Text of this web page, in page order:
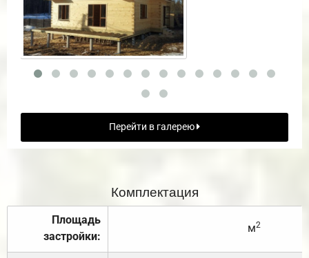
Перейти в галерею
Комплектация
Площадь
застройки:
м2